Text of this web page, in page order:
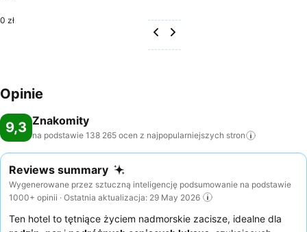
0 zł
Opinie
9,3 Znakomity
na podstawie 138 265 ocen z najpopularniejszych stron
Reviews summary
Wygenerowane przez sztuczną inteligencję podsumowanie na podstawie
1000+ opinii · Ostatnia aktualizacja: 29 May 2026
Ten hotel to tętniące życiem nadmorskie zacisze, idealne dla